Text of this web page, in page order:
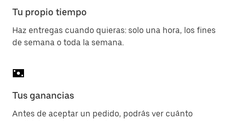
Tu propio tiempo
Haz entregas cuando quieras: solo una hora, los fines
de semana o toda la semana.
Tus ganancias
Antes de aceptar un pedido, podrás ver cuánto